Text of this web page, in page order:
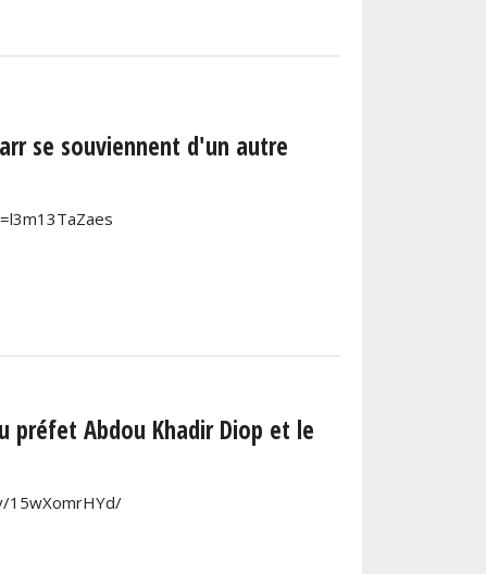
se souviennent d'un autre
préfet Abdou Khadir Diop et le
15wXomrHYd/